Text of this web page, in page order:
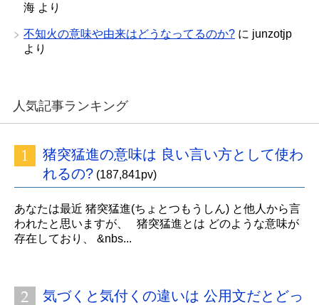
海 より
不知火の意味や由来はどうなってるのか? に junzotjp
より
人気記事ランキング
猪突猛進の意味は 良い言い方として使わ
れるの? (187,841pv)
あなたは最近 猪突猛進(ちょとつもうしん) と他人から言
われたと思いますが、 猪突猛進とは どのような意味が
存在しており、 &nbs...
気づくと気付くの違いは 公用文だとどっ